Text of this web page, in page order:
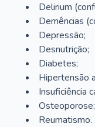
Delirium
Demências
Depressão;
Desnutrição;
Diabetes;
Hipertensão
Insuficiência
Osteoporose;
Reumatismo.